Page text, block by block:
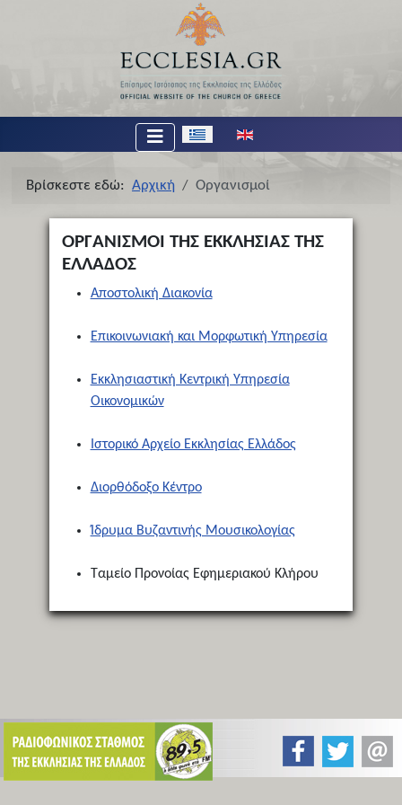
Επιλέξτε τη γλώσσα σας
Βρίσκεστε εδώ: Αρχική Οργανισμοί
ΟΡΓΑΝΙΣΜΟΙ ΤΗΣ ΕΚΚΛΗΣΙΑΣ ΤΗΣ
ΕΛΛΑΔΟΣ
Αποστολική Διακονία
Επικοινωνιακή και Μορφωτική Υπηρεσία
Εκκλησιαστική Κεντρική Υπηρεσία
Οικονομικών
Ιστορικό Αρχείο Εκκλησίας Ελλάδος
Διορθόδοξο Κέντρο
Ίδρυμα Βυζαντινής Μουσικολογίας
Ταμείο Προνοίας Εφημεριακού Κλήρου